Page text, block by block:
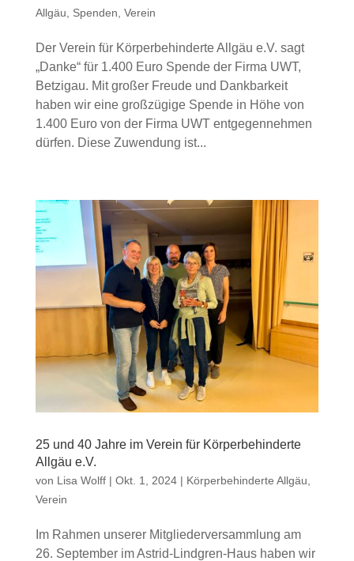
Allgäu
Spenden Verein
Der Verein für Körperbehinderte Allgäu e.V. sagt
„Danke“ für 1.400 Euro Spende der Firma UWT,
Betzigau. Mit großer Freude und Dankbarkeit
haben wir eine großzügige Spende in Höhe von
1.400 Euro von der Firma UWT entgegennehmen
dürfen. Diese Zuwendung ist...
25 und 40 Jahre im Verein für Körperbehinderte
Allgäu e.V.
von Lisa Wolff| Okt. 1, 2024| Körperbehinderte Allgäu
Verein
Im Rahmen unserer Mitgliederversammlung am
26. September im Astrid-Lindgren-Haus haben wir